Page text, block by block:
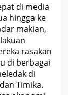
di media
hingga ke
makian,
rasakan
di berbagai
di
Timika.